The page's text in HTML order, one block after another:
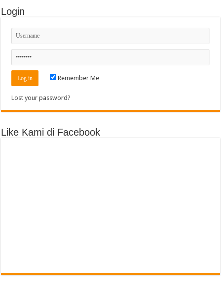
Login
Remember Me
Lost your password?
Like Kami di Facebook